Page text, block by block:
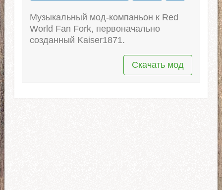
Музыкальный мод-компаньон к Red
World Fan Fork, первоначально
созданный Kaiser1871.
Скачать мод